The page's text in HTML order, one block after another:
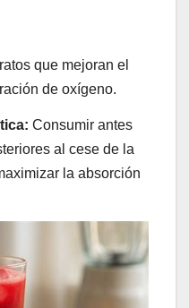
que mejoran el
de oxígeno.
Consumir antes
al cese de la
la absorción